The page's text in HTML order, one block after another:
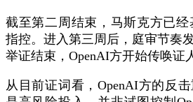
截至第二周结束，马斯克方已经
指控。进入第三周后，庭审节奏
举证结束，OpenAI方开始传唤证
从目前证词看，OpenAI方的反